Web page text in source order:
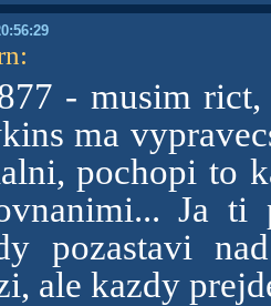
:
- musim
ma
pochopi to
Ja ti
pozastavi
ale kazdy